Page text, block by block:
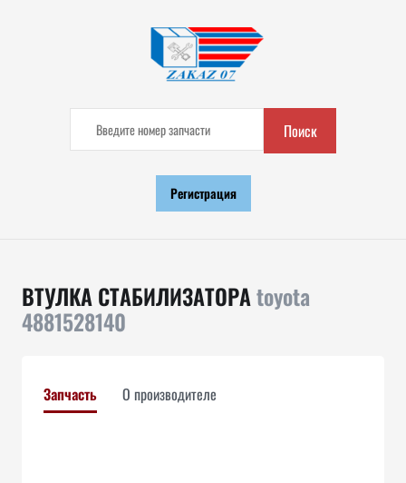
Поиск
Регистрация
ВТУЛКА СТАБИЛИЗАТОРАtoyota
4881528140
Запчасть О производителе